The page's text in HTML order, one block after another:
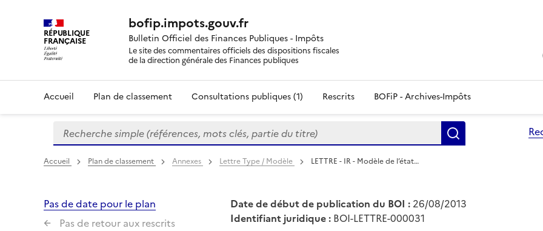
RÉPUBLIQUE
FRANÇAISE
bofip.impots.gouv.fr
Bulletin Officiel des Finances Publiques - Impôts
Le site des commentaires officiels des dispositions fiscales
de la direction générale des Finances publiques
Accueil Plan de classement Consultations publiques (1) Rescrits BOFiP - Archives-Impôts
Formulaire
de
recherche
Recherche simple (références, mots clés, partie du titre)
Accueil Plan de classement Annexes Lettre Type / Modèle LETTRE - IR - Modèle de l’état…
Pas de date pour le plan
Pas de retour aux rescrits
Date de début de publication du BOI : 26/08/2013
Identifiant juridique : BOI-LETTRE-000031